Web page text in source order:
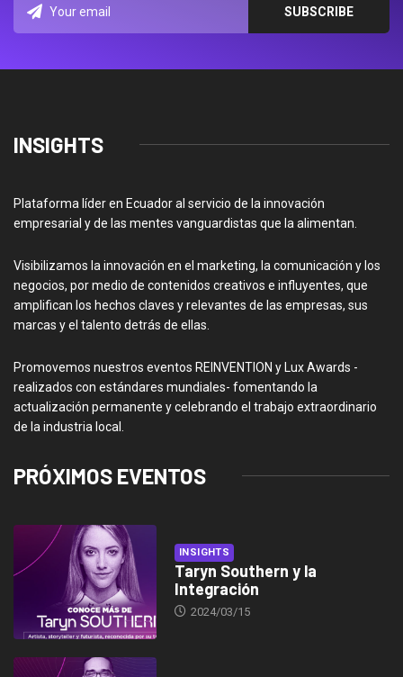
INSIGHTS
Plataforma líder en Ecuador al servicio de la innovación
empresarial y de las mentes vanguardistas que la alimentan.
Visibilizamos la innovación en el marketing, la comunicación y los
negocios, por medio de contenidos creativos e influyentes, que
amplifican los hechos claves y relevantes de las empresas, sus
marcas y el talento detrás de ellas.
Promovemos nuestros eventos REINVENTION y Lux Awards -
realizados con estándares mundiales- fomentando la
actualización permanente y celebrando el trabajo extraordinario
de la industria local.
PRÓXIMOS EVENTOS
INSIGHTS
Taryn Southern y la
Integración
2024/03/15